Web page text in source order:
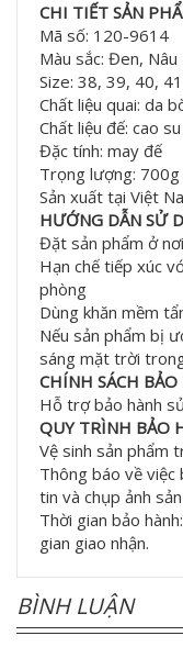
CHI TIẾT SẢN
Mã số: 120-9614
Màu sắc: Đen, Nâu
Size: 38, 39, 40,
Chất liệu quai: da
Chất liệu đế: cao su
Đặc tính: may đế
Trọng lượng: 700g
Sản xuất tại Việt
HƯỚNG DẪN SỬ
Đặt sản phẩm ở
Hạn chế tiếp xúc
phòng
Dùng khăn mềm
Nếu sản phẩm bị
sáng mặt trời
CHÍNH SÁCH
Hỗ trợ bảo hành
QUY TRÌNH BẢO
Vệ sinh sản phẩm
Thông báo về việc
tin và chụp ảnh
Thời gian bảo
gian giao nhận.
BÌNH LUẬN